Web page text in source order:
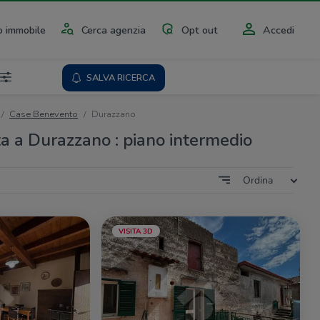
immobile Cerca agenzia Opt out Accedi
SALVA RICERCA
Case Benevento Durazzano
a Durazzano : piano intermedio
Ordina
VISITA 3D